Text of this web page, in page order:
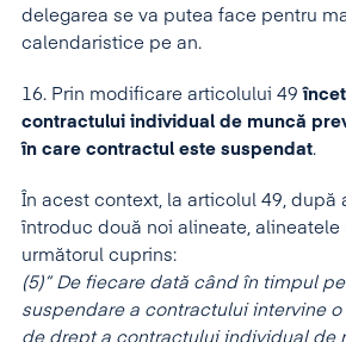
delegarea se va putea face pentru
calendaristice pe an.
16. Prin modificare articolului 49
contractului individual de muncă
în care contractul este suspendat.
În acest context, la articolul 49, după
întroduc două noi alineate, alineatele
următorul cuprins:
(5)” De fiecare dată când în timpul
suspendare a contractului intervine
de drept a contractului individual de